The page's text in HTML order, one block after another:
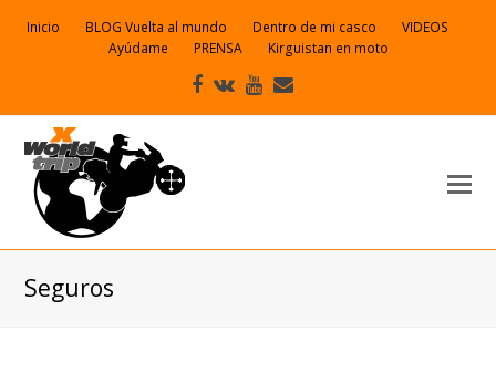
Inicio BLOG Vuelta al mundo Dentro de mi casco
VIDEOS
Ayúdame
PRENSA Kirguistan en moto
Facebook
VK Youtube
electrónico
Seguros